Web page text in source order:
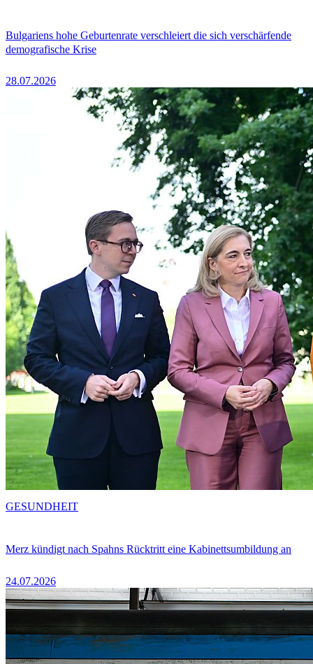
Bulgariens hohe Geburtenrate verschleiert die sich verschärfende
demografische Krise
28.07.2026
Merz kündigt nach Spahns Rücktritt eine Kabinettsumbildung an
24.07.2026
GESUNDHEIT